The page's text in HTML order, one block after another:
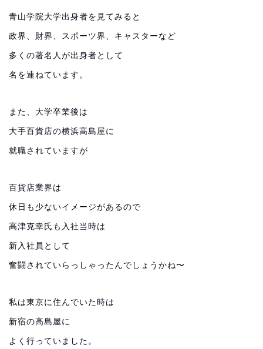
青山学院大学出身者を見てみると
政界、財界、スポーツ界、キャスターなど
多くの著名人が出身者として
名を連ねています。
また、大学卒業後は
大手百貨店の横浜高島屋に
就職されていますが
百貨店業界は
休日も少ないイメージがあるので
高津克幸氏も入社当時は
新入社員として
奮闘されていらっしゃったんでしょうかね〜
私は東京に住んでいた時は
新宿の高島屋に
よく行っていました。